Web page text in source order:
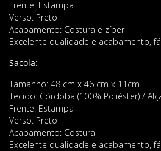
Frente: Estampa
Verso: Preto
Acabamento: Costura e zíper
Excelente qualidade e acabamento,
Sacola:
Tamanho: 48 cm x 46 cm x 11cm
Tecido: Córdoba (100% Poliéster) /
Frente: Estampa
Verso: Preto
Acabamento: Costura
Excelente qualidade e acabamento,